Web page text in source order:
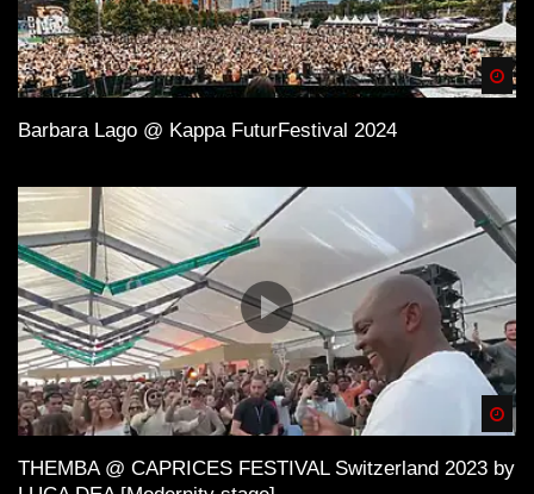
Barbara Lago @ Kappa FuturFestival 2024
THEMBA @ CAPRICES FESTIVAL Switzerland 2023 by